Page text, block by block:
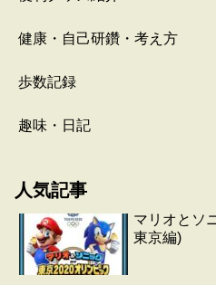
健康・自己研鑽・考え方
歩数記録
趣味・日記
人気記事
マリオとソ
東京編)